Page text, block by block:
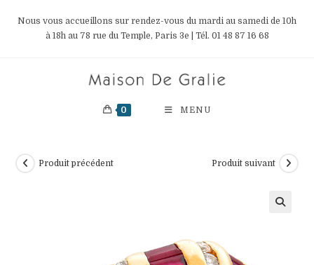
Nous vous accueillons sur rendez-vous du mardi au samedi de 10h
à 18h au 78 rue du Temple, Paris 3e | Tél. 01 48 87 16 68
0 MENU
Produit précédent Produit suivant